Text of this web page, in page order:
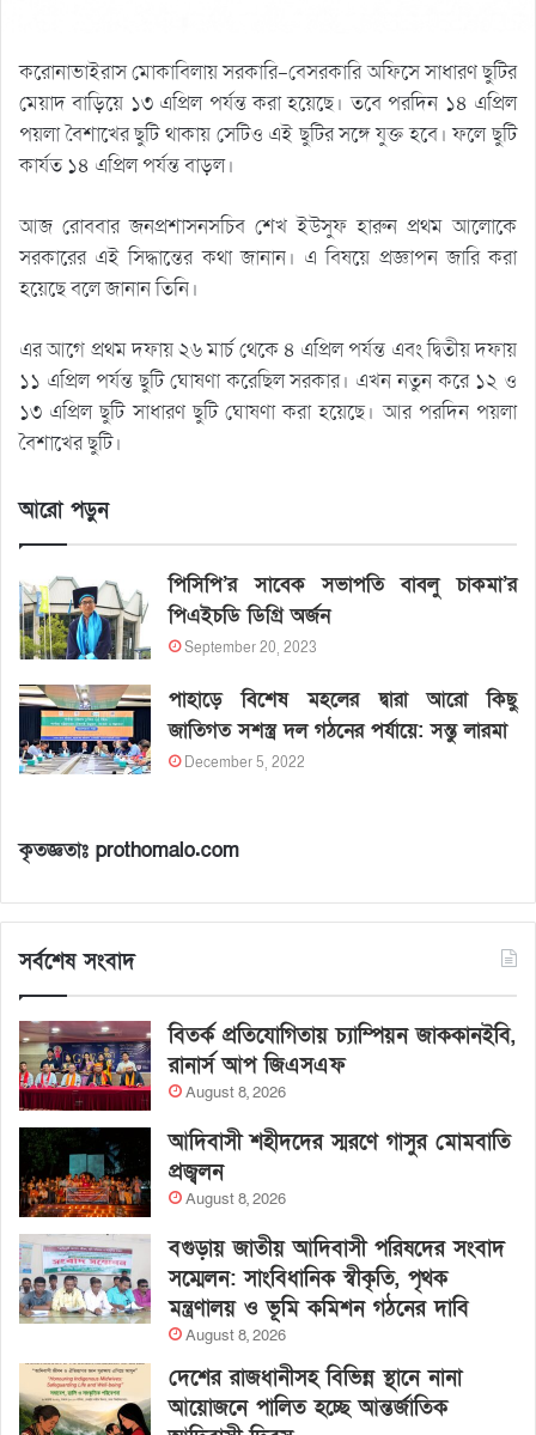
করোনাভাইরাস মোকাবিলায় সরকারি-বেসরকারি অফিসে সাধারণ ছুটির
মেয়াদ বাড়িয়ে ১৩ এপ্রিল পর্যন্ত করা হয়েছে। তবে পরদিন ১৪ এপ্রিল
পয়লা বৈশাখের ছুটি থাকায় সেটিও এই ছুটির সঙ্গে যুক্ত হবে। ফলে ছুটি
কার্যত ১৪ এপ্রিল পর্যন্ত বাড়ল।
আজ রোববার জনপ্রশাসনসচিব শেখ ইউসুফ হারুন প্রথম আলোকে
সরকারের এই সিদ্ধান্তের কথা জানান। এ বিষয়ে প্রজ্ঞাপন জারি করা
হয়েছে বলে জানান তিনি।
এর আগে প্রথম দফায় ২৬ মার্চ থেকে ৪ এপ্রিল পর্যন্ত এবং দ্বিতীয় দফায়
১১ এপ্রিল পর্যন্ত ছুটি ঘোষণা করেছিল সরকার। এখন নতুন করে ১২ ও
১৩ এপ্রিল ছুটি সাধারণ ছুটি ঘোষণা করা হয়েছে। আর পরদিন পয়লা
বৈশাখের ছুটি।
আরো পড়ুন
পিসিপি’র সাবেক সভাপতি বাবলু চাকমা’র
পিএইচডি ডিগ্রি অর্জন
September 20, 2023
পাহাড়ে বিশেষ মহলের দ্বারা আরো কিছু
জাতিগত সশস্ত্র দল গঠনের পর্যায়ে: সন্তু লারমা
December 5, 2022
কৃতজ্ঞতাঃ prothomalo.com
সর্বশেষ সংবাদ
বিতর্ক প্রতিযোগিতায় চ্যাম্পিয়ন জাককানইবি,
রানার্স আপ জিএসএফ
August 8, 2026
আদিবাসী শহীদদের স্মরণে গাসুর মোমবাতি
প্রজ্বলন
August 8, 2026
বগুড়ায় জাতীয় আদিবাসী পরিষদের সংবাদ
সম্মেলন: সাংবিধানিক স্বীকৃতি, পৃথক
মন্ত্রণালয় ও ভূমি কমিশন গঠনের দাবি
August 8, 2026
দেশের রাজধানীসহ বিভিন্ন স্থানে নানা
আয়োজনে পালিত হচ্ছে আন্তর্জাতিক